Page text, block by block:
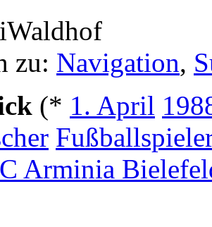
zu: Navigation,
(* 1. April
Fußballspieler
Arminia